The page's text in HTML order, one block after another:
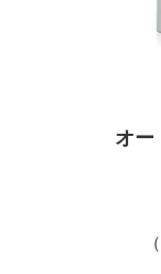
オ